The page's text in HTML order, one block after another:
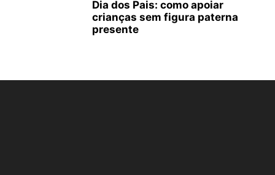
Dia dos Pais: como apoiar
crianças sem figura paterna
presente